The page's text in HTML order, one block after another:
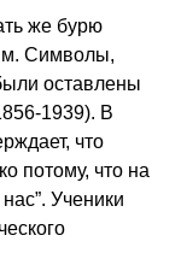
же бурю
Символы,
оставлены
1939). В
что
потому, что на
Ученики